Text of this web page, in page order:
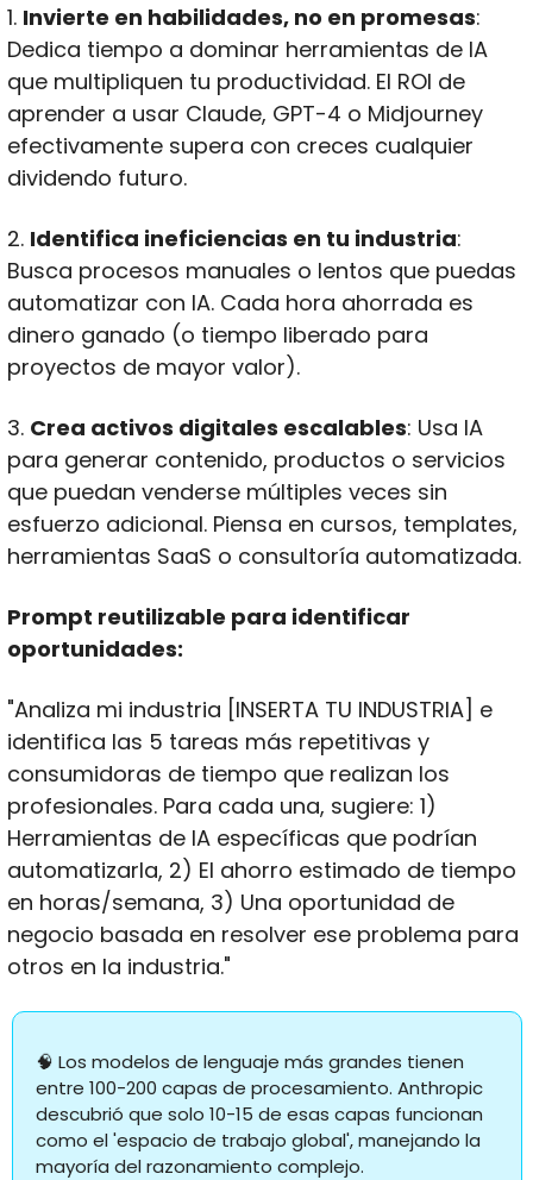
1. Invierte en habilidades, no en promesas:
Dedica tiempo a dominar herramientas de IA
que multipliquen tu productividad. El ROI de
aprender a usar Claude, GPT-4 o Midjourney
efectivamente supera con creces cualquier
dividendo futuro.
2. Identifica ineficiencias en tu industria:
Busca procesos manuales o lentos que puedas
automatizar con IA. Cada hora ahorrada es
dinero ganado (o tiempo liberado para
proyectos de mayor valor).
3. Crea activos digitales escalables: Usa IA
para generar contenido, productos o servicios
que puedan venderse múltiples veces sin
esfuerzo adicional. Piensa en cursos, templates,
herramientas SaaS o consultoría automatizada.
Prompt reutilizable para identificar
oportunidades:
"Analiza mi industria [INSERTA TU INDUSTRIA] e
identifica las 5 tareas más repetitivas y
consumidoras de tiempo que realizan los
profesionales. Para cada una, sugiere: 1)
Herramientas de IA específicas que podrían
automatizarla, 2) El ahorro estimado de tiempo
en horas/semana, 3) Una oportunidad de
negocio basada en resolver ese problema para
otros en la industria."
🧠 Los modelos de lenguaje más grandes tienen
entre 100-200 capas de procesamiento. Anthropic
descubrió que solo 10-15 de esas capas funcionan
como el 'espacio de trabajo global', manejando la
mayoría del razonamiento complejo.